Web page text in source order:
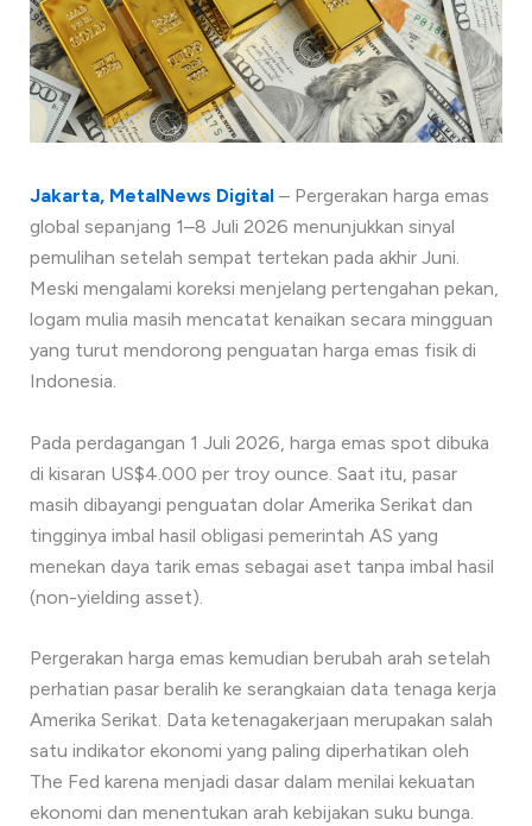
Jakarta, MetalNews Digital – Pergerakan harga emas
global sepanjang 1–8 Juli 2026 menunjukkan sinyal
pemulihan setelah sempat tertekan pada akhir Juni.
Meski mengalami koreksi menjelang pertengahan pekan,
logam mulia masih mencatat kenaikan secara mingguan
yang turut mendorong penguatan harga emas fisik di
Indonesia.
Pada perdagangan 1 Juli 2026, harga emas spot dibuka
di kisaran US$4.000 per troy ounce. Saat itu, pasar
masih dibayangi penguatan dolar Amerika Serikat dan
tingginya imbal hasil obligasi pemerintah AS yang
menekan daya tarik emas sebagai aset tanpa imbal hasil
(non-yielding asset).
Pergerakan harga emas kemudian berubah arah setelah
perhatian pasar beralih ke serangkaian data tenaga kerja
Amerika Serikat. Data ketenagakerjaan merupakan salah
satu indikator ekonomi yang paling diperhatikan oleh
The Fed karena menjadi dasar dalam menilai kekuatan
ekonomi dan menentukan arah kebijakan suku bunga.